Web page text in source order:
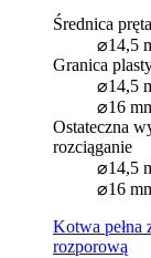
Średnica pręta
⌀14,5
Granica
⌀14,5
⌀16
Ostateczna
rozciąganie
⌀14,5
⌀16
Kotwa pełna
rozporową